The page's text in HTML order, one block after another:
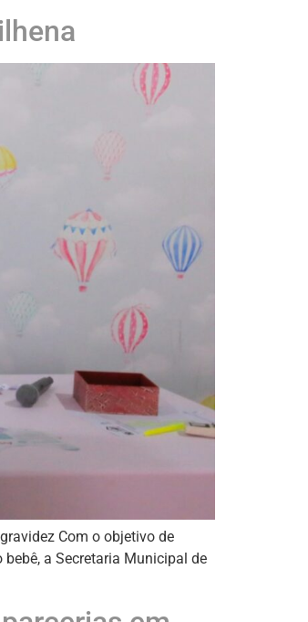
Com o objetivo de
a Secretaria Municipal de